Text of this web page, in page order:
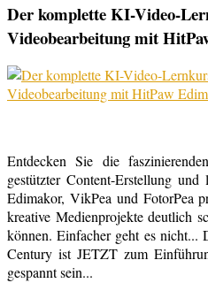
Der komplette KI-Video-
Videobearbeitung mit
Entdecken Sie die
gestützter Content-Erstellung
Edimakor, VikPea und FotorPea
kreative Medienprojekte deutlich
können. Einfacher geht es
Century ist JETZT zum
gespannt sein...